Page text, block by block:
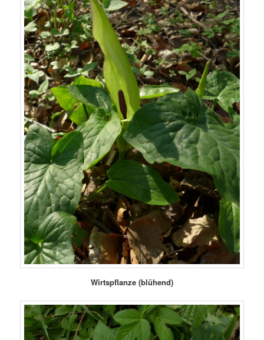
Wirtspflanze (blühend)